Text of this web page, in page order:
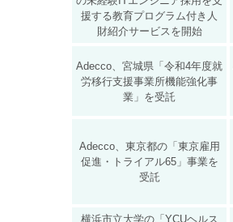
援する教育プログラム付き人
財紹介サービスを開始
Adecco、宮城県「令和4年度就
労移行支援事業所機能強化事
業」を受託
Adecco、東京都の「東京雇用
促進・トライアル65」事業を
受託
横浜市立大学の「YCUヘルス